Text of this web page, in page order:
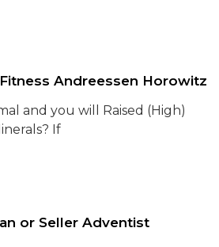
Andreessen Horowitz
and you will Raised (High)
If
or Seller Adventist